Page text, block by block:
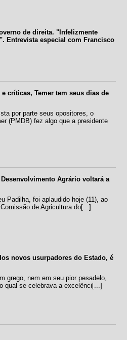
de direita. "Infelizmente
Entrevista especial com Francisco
críticas, Temer tem seus dias de
por parte seus opositores, o
(PMDB) fez algo que a presidente
Agrário voltará a
Padilha, foi aplaudido hoje (11), ao
de Agricultura do[...]
novos usurpadores do Estado, é
grego, nem em seu pior pesadelo,
qual se celebrava a excelênci[...]